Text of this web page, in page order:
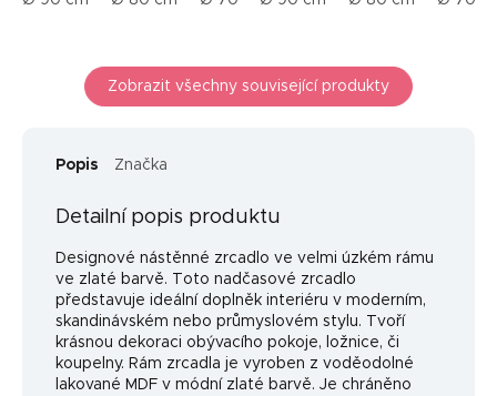
Zobrazit všechny související produkty
Popis Značka
Detailní popis produktu
Designové nástěnné zrcadlo ve velmi úzkém rámu
ve zlaté barvě. Toto nadčasové zrcadlo
představuje ideální doplněk interiéru v moderním,
skandinávském nebo průmyslovém stylu. Tvoří
krásnou dekoraci obývacího pokoje, ložnice, či
koupelny. Rám zrcadla je vyroben z voděodolné
lakované MDF v módní zlaté barvě. Je chráněno